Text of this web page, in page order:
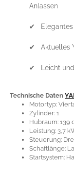
Anlassen
✔ Elegantes
✔ Aktuelles
✔ Leicht und
Technische Daten
Motortyp:
Zylinder: 1
Hubraum: 139
Leistung: 3,7
Steuerung:
Schaftlänge:
Startsystem: